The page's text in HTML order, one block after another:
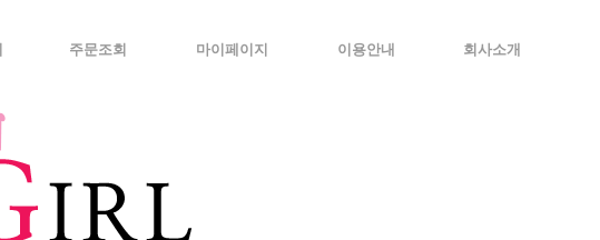
주문조회 마이페이지 이용안내 회사소개